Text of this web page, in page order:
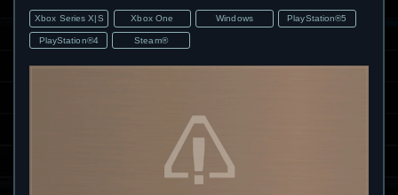
Xbox Series X|S Xbox One Windows PlayStation®5
PlayStation®4 Steam®